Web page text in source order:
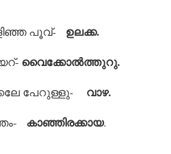
പൂവ്- ഉലക്ക.
വൈക്കോല്‍ത്തുറു.
പേറുള്ളു- വാഴ.
കാഞ്ഞിരക്കായ.